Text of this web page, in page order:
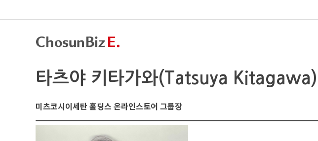
타츠야 키타가와(Tatsuya Kitagawa)
미츠코시이세탄 홀딩스 온라인스토어 그룹장